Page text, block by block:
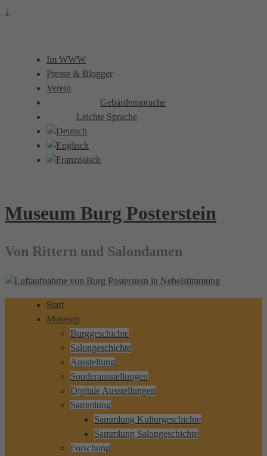
↓
Im WWW
Presse & Blogger
Verein
Gebärdensprache
Leichte Sprache
Museum Burg Posterstein
Von Rittern und Salondamen
Start
Museum
Burggeschichte
Salongeschichte
Ausstellung
Sonderausstellungen
Digitale Ausstellungen
Sammlung
Sammlung Kulturgeschichte
Sammlung Salongeschichte
Forschung